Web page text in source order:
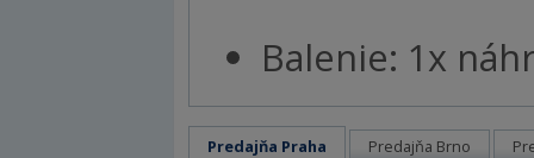
Balenie: 1x
Predajňa Praha Predajňa Brno